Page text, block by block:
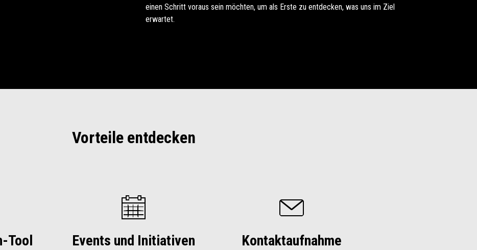
einen Schritt voraus sein möchten, um als Erste zu entdecken, was uns im Ziel
erwartet.
Vorteile entdecken
Tool Events und Initiativen Kontaktaufnahme